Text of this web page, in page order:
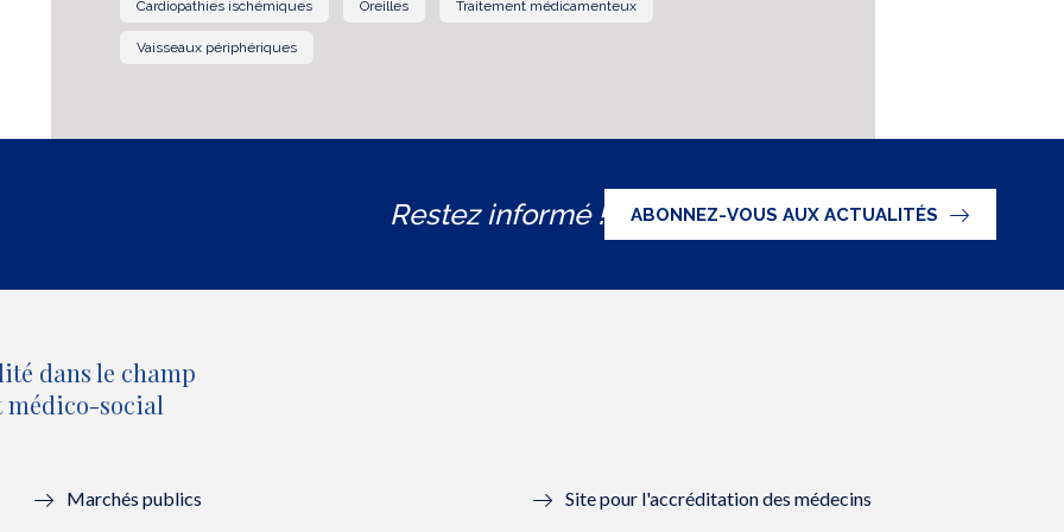
Cardiopathies ischémiques Oreilles Traitement médicamenteux
Vaisseaux périphériques
Restez informé ! ABONNEZ-VOUS AUX ACTUALITÉS
dans le champ
médico-social
Marchés publics
Site pour l'accréditation des médecins